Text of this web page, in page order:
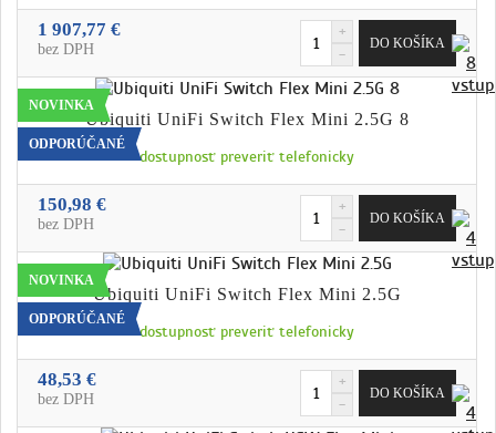
1 907,77 €
bez DPH
NOVINKA
ODPORÚČANÉ
Ubiquiti UniFi Switch Flex Mini 2.5G 8
dostupnosť preveriť telefonicky
150,98 €
bez DPH
NOVINKA
ODPORÚČANÉ
Ubiquiti UniFi Switch Flex Mini 2.5G
dostupnosť preveriť telefonicky
48,53 €
bez DPH